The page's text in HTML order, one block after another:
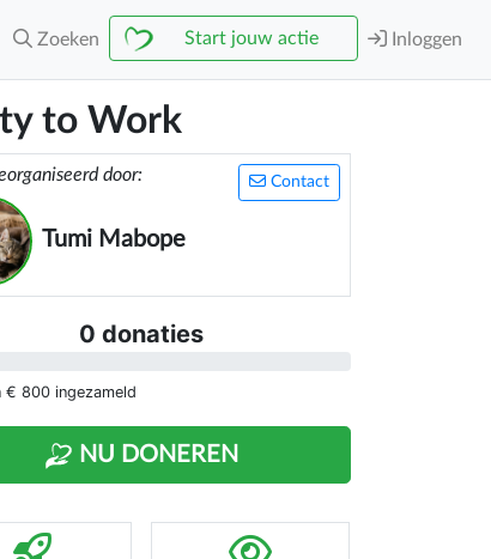
Zoeken Start jouw actie Inloggen
to Work
Contact
door:
Tumi Mabope
0 donaties
€ 800 ingezameld
NU DONEREN